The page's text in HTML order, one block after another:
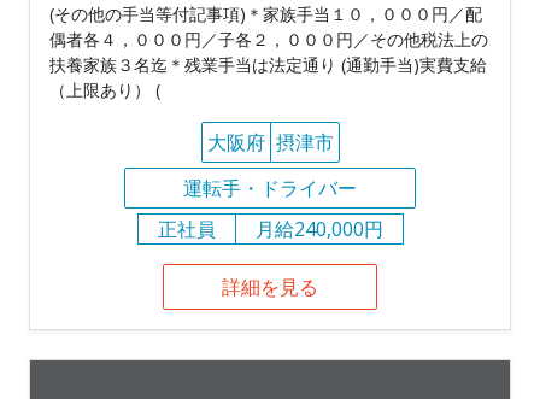
(その他の手当等付記事項)＊家族手当１０，０００円／配
偶者各４，０００円／子各２，０００円／その他税法上の
扶養家族３名迄＊残業手当は法定通り (通勤手当)実費支給
（上限あり） (
大阪府 摂津市
運転手・ドライバー
正社員
月給240,000円
詳細を見る